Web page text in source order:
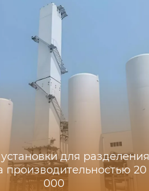
для разделения
производительностью 20
000